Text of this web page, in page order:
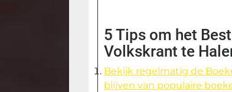
5 Tips om het
Volkskrant te
Bekijk regelmatig de
blijven van populaire